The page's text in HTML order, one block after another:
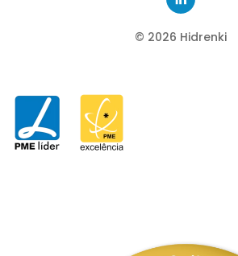
© 2026 Hidrenki